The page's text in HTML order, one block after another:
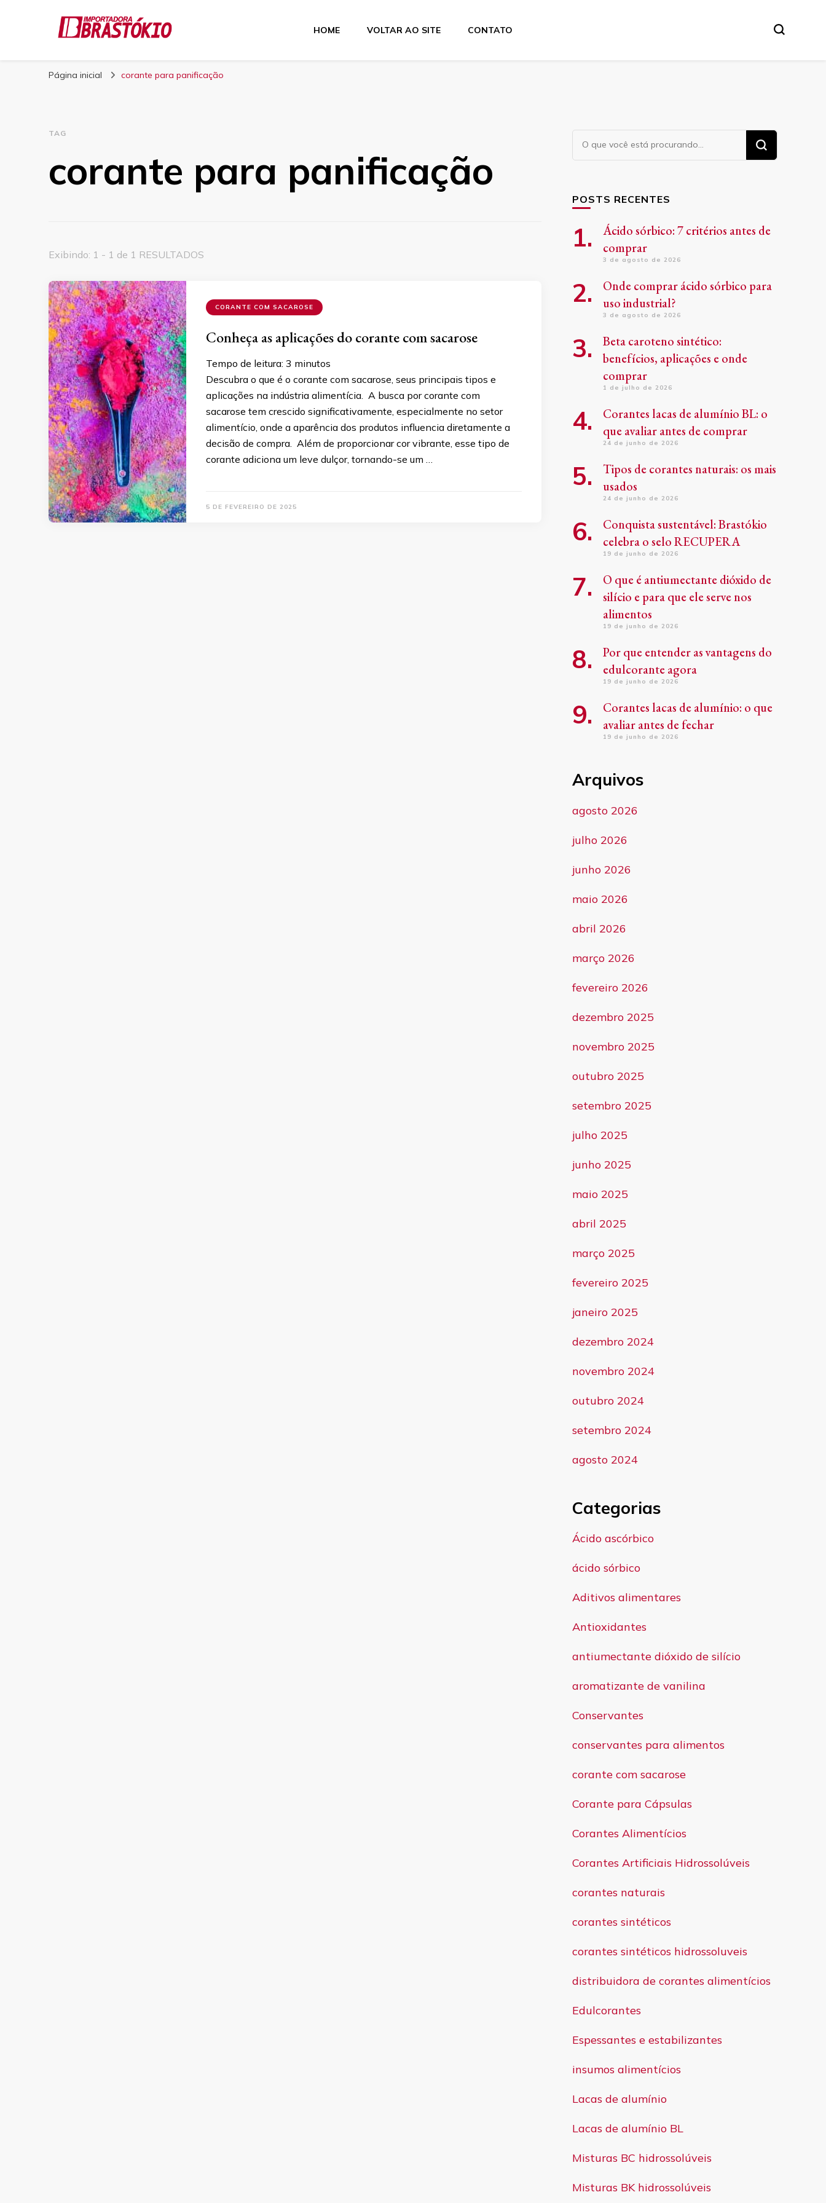
Blog Brastokio
HOME VOLTAR AO SITE CONTATO
Página inicial corante para panificação
TAG
corante para panificação
Exibindo: 1 - 1 de 1 RESULTADOS
CORANTE COM SACAROSE
Conheça as aplicações do corante com sacarose
Tempo de leitura: 3 minutos
Descubra o que é o corante com sacarose, seus principais tipos e
aplicações na indústria alimentícia. A busca por corante com
sacarose tem crescido significativamente, especialmente no setor
alimentício, onde a aparência dos produtos influencia diretamente a
decisão de compra. Além de proporcionar cor vibrante, esse tipo de
corante adiciona um leve dulçor, tornando-se um …
5 DE FEVEREIRO DE 2025
Procurando
algo?
POSTS RECENTES
Ácido sórbico: 7 critérios antes de
comprar
3 de agosto de 2026
Onde comprar ácido sórbico para
uso industrial?
3 de agosto de 2026
Beta caroteno sintético:
benefícios, aplicações e onde
comprar
1 de julho de 2026
Corantes lacas de alumínio BL: o
que avaliar antes de comprar
24 de junho de 2026
Tipos de corantes naturais: os mais
usados
24 de junho de 2026
Conquista sustentável: Brastókio
celebra o selo RECUPERA
19 de junho de 2026
O que é antiumectante dióxido de
silício e para que ele serve nos
alimentos
19 de junho de 2026
Por que entender as vantagens do
edulcorante agora
19 de junho de 2026
Corantes lacas de alumínio: o que
avaliar antes de fechar
19 de junho de 2026
Arquivos
agosto 2026
julho 2026
junho 2026
maio 2026
abril 2026
março 2026
fevereiro 2026
dezembro 2025
novembro 2025
outubro 2025
setembro 2025
julho 2025
junho 2025
maio 2025
abril 2025
março 2025
fevereiro 2025
janeiro 2025
dezembro 2024
novembro 2024
outubro 2024
setembro 2024
agosto 2024
Categorias
Ácido ascórbico
ácido sórbico
Aditivos alimentares
Antioxidantes
antiumectante dióxido de silício
aromatizante de vanilina
Conservantes
conservantes para alimentos
corante com sacarose
Corante para Cápsulas
Corantes Alimentícios
Corantes Artificiais Hidrossolúveis
corantes naturais
corantes sintéticos
corantes sintéticos hidrossoluveis
distribuidora de corantes alimentícios
Edulcorantes
Espessantes e estabilizantes
insumos alimentícios
Lacas de alumínio
Lacas de alumínio BL
Misturas BC hidrossolúveis
Misturas BK hidrossolúveis